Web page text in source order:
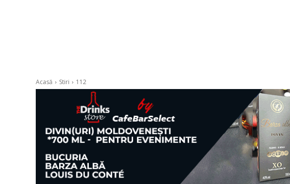
Acasă Stiri 112